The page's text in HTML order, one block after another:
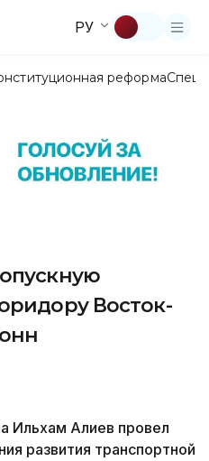
РУ
реформа
Восток-
Ильхам Алиев провел
развития транспортной